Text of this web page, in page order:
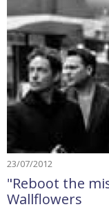
23/07/2012
"Reboot the
Wallflowers